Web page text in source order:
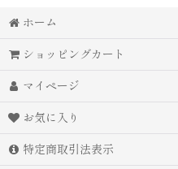
ホーム
ショッピングカート
マイページ
お気に入り
特定商取引法表示